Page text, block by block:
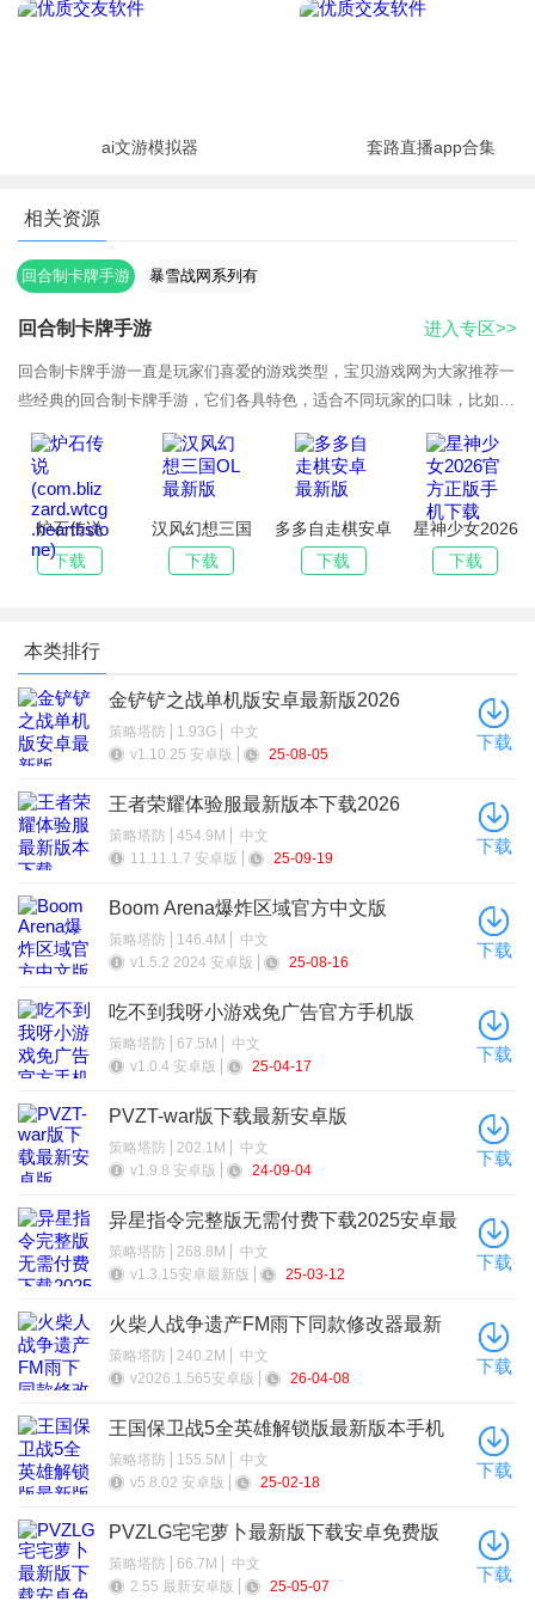
ai文游模拟器 套路直播app合集
相关资源
回合制卡牌手游
暴雪战网系列有
回合制卡牌手游
回合制卡牌手游一直是玩家们喜爱的游戏类型，宝贝游戏网为大家推荐一
些经典的回合制卡牌手游，它们各具特色，适合不同玩家的口味，比如非
常经典的炉石传说作为最受欢迎的卡牌游戏之一，结合了暴雪经典的魔兽
世界元素，拥有丰富的卡组搭配、策略玩法和定期更新的扩展包。游戏机
制简单易上手，但需要较强的策略思维才能取得胜利。回合制卡牌手游不
仅能够提供丰富的策略体验，还有极强的可玩性和深度。无论你是喜欢休
闲娱乐，还是需要
进入专区>>
炉石传说
(com.blizzard.w
tcg.hearthstone
下载
汉风幻想三国
OL最新版
下载
多多自走棋安卓
最新版
下载
星神少女2026
官方正版手机下
载
下载
本类排行
金铲铲之战单机版安卓最新版2026
策略塔防 1.93G
中文
v1.10.25 安卓版
25-08-05
下载
王者荣耀体验服最新版本下载2026
策略塔防 454.9M
中文
11.11.1.7 安卓版
25-09-19
下载
Boom Arena爆炸区域官方中文版
策略塔防 146.4M
中文
v1.5.2 2024 安卓版
25-08-16
下载
吃不到我呀小游戏免广告官方手机版
策略塔防 67.5M
中文
v1.0.4 安卓版
25-04-17
下载
PVZT-war版下载最新安卓版
策略塔防 202.1M
中文
v1.9.8 安卓版
24-09-04
下载
异星指令完整版无需付费下载2025安卓最
新版
策略塔防 268.8M
中文
v1.3.15安卓最新版
25-03-12
下载
火柴人战争遗产FM雨下同款修改器最新
官方版
策略塔防 240.2M
中文
v2026.1.565安卓版
26-04-08
下载
王国保卫战5全英雄解锁版最新版本手机
版
策略塔防 155.5M
中文
v5.8.02 安卓版
25-02-18
下载
PVZLG宅宅萝卜最新版下载安卓免费版
策略塔防 66.7M
中文
2.55 最新安卓版
25-05-07
下载